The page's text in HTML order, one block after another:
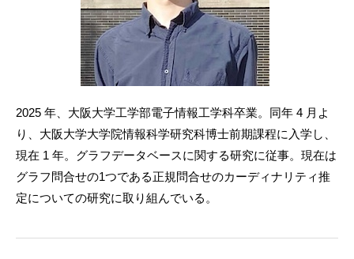
2025 年、大阪大学工学部電子情報工学科卒業。同年 4 月よ
り、大阪大学大学院情報科学研究科博士前期課程に入学し、
現在 1 年。グラフデータベースに関する研究に従事。現在は
グラフ問合せの1つである正規問合せのカーディナリティ推
定についての研究に取り組んでいる。